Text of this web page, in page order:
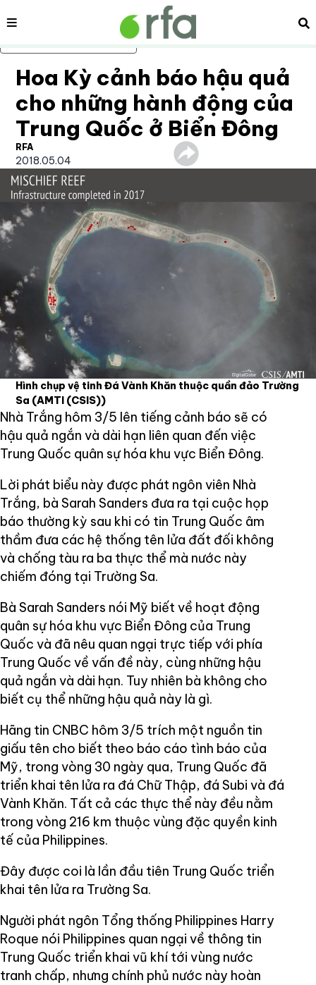
Bỏ qua nội dung chính
Nội dung
Hoa Kỳ cảnh báo hậu quả
cho những hành động của
Trung Quốc ở Biển Đông
RFA
2018.05.04
Hình chụp vệ tinh Đá Vành Khăn thuộc quần đảo Trường
Sa (AMTI (CSIS))
Nhà Trắng hôm 3/5 lên tiếng cảnh báo sẽ có
hậu quả ngắn và dài hạn liên quan đến việc
Trung Quốc quân sự hóa khu vực Biển Đông.
Lời phát biểu này được phát ngôn viên Nhà
Trắng, bà Sarah Sanders đưa ra tại cuộc họp
báo thường kỳ sau khi có tin Trung Quốc âm
thầm đưa các hệ thống tên lửa đất đối không
và chống tàu ra ba thực thể mà nước này
chiếm đóng tại Trường Sa.
Bà Sarah Sanders nói Mỹ biết về hoạt động
quân sự hóa khu vực Biển Đông của Trung
Quốc và đã nêu quan ngại trực tiếp với phía
Trung Quốc về vấn đề này, cùng những hậu
quả ngắn và dài hạn. Tuy nhiên bà không cho
biết cụ thể những hậu quả này là gì.
Hãng tin CNBC hôm 3/5 trích một nguồn tin
giấu tên cho biết theo báo cáo tình báo của
Mỹ, trong vòng 30 ngày qua, Trung Quốc đã
triển khai tên lửa ra đá Chữ Thập, đá Subi và đá
Vành Khăn. Tất cả các thực thể này đều nằm
trong vòng 216 km thuộc vùng đặc quyền kinh
tế của Philippines.
Đây được coi là lần đầu tiên Trung Quốc triển
khai tên lửa ra Trường Sa.
Người phát ngôn Tổng thống Philippines Harry
Roque nói Philippines quan ngại về thông tin
Trung Quốc triển khai vũ khí tới vùng nước
tranh chấp, nhưng chính phủ nước này hoàn